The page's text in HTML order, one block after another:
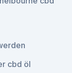
cbd öl